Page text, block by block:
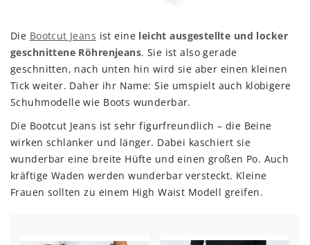
Die Bootcut Jeans ist eine leicht ausgestellte und locker
geschnittene Röhrenjeans. Sie ist also gerade
geschnitten, nach unten hin wird sie aber einen kleinen
Tick weiter. Daher ihr Name: Sie umspielt auch klobigere
Schuhmodelle wie Boots wunderbar.
Die Bootcut Jeans ist sehr figurfreundlich – die Beine
wirken schlanker und länger. Dabei kaschiert sie
wunderbar eine breite Hüfte und einen großen Po. Auch
kräftige Waden werden wunderbar versteckt. Kleine
Frauen sollten zu einem High Waist Modell greifen.